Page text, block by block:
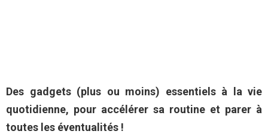
Des gadgets (plus ou moins) essentiels à la vie
quotidienne, pour accélérer sa routine et parer à
toutes les éventualités !